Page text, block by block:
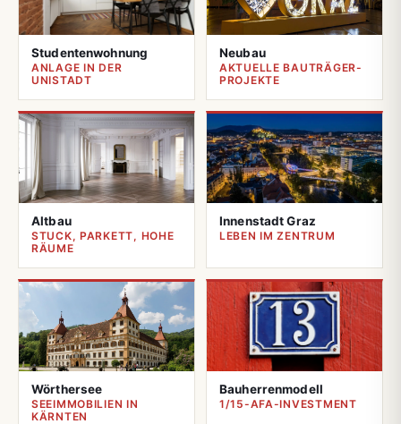
Studentenwohnung
ANLAGE IN DER
UNISTADT
Neubau
AKTUELLE BAUTRÄGER-
PROJEKTE
Altbau
STUCK, PARKETT, HOHE
RÄUME
Innenstadt Graz
LEBEN IM ZENTRUM
Wörthersee
SEEIMMOBILIEN IN
KÄRNTEN
Bauherrenmodell
1/15-AFA-INVESTMENT